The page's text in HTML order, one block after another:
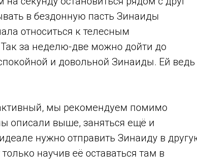
в бездонную пасть Зинаиды
относиться к телесным
за неделю-две можно дойти до
и довольной Зинаиды. Ей ведь
мы рекомендуем помимо
описали выше, заняться ещё и
нужно отправить Зинаиду в
научив её оставаться там в